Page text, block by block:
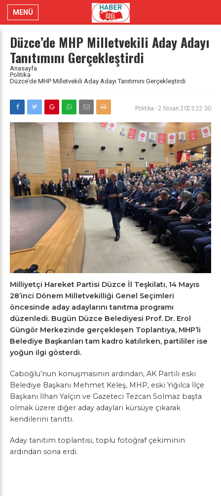
MENÜ
Düzce’de MHP Milletvekili Aday Adayı
Tanıtımını Gerçekleştirdi
Anasayfa
Politika
Düzce’de MHP Milletvekili Aday Adayı Tanıtımını Gerçekleştirdi
Politika - 2 Nisan 2023 22:30
Milliyetçi Hareket Partisi Düzce İl Teşkilatı, 14 Mayıs
28’inci Dönem Milletvekilliği Genel Seçimleri
öncesinde aday adaylarını tanıtma programı
düzenledi. Bugün Düzce Belediyesi Prof. Dr. Erol
Güngör Merkezinde gerçekleşen Toplantıya, MHP’li
Belediye Başkanları tam kadro katılırken, partililer ise
yoğun ilgi gösterdi.
Caboğlu’nun konuşmasının ardından, AK Partili eski
Belediye Başkanı Mehmet Keleş, MHP, eski Yığılca İlçe
Başkanı İlhan Yalçın ve Gazeteci Tezcan Solmaz başta
olmak üzere diğer aday adayları kürsüye çıkarak
kendilerini tanıttı.
Aday tanıtım toplantısı, toplu fotoğraf çekiminin
ardından sona erdi.